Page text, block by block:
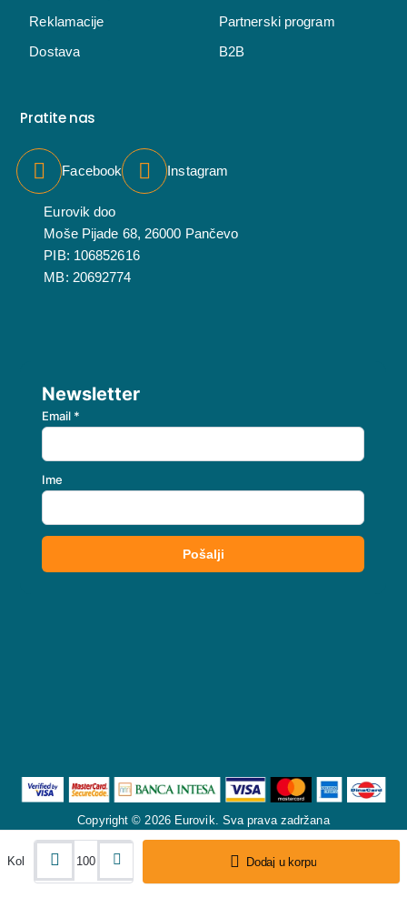
Kol Dodaj u korpu
Reklamacije
Dostava
Partnerski program
B2B
Pratite nas
Facebook Instagram
Eurovik doo
Moše Pijade 68, 26000 Pančevo
PIB: 106852616
MB: 20692774
Copyright © 2026 Eurovik. Sva prava zadržana